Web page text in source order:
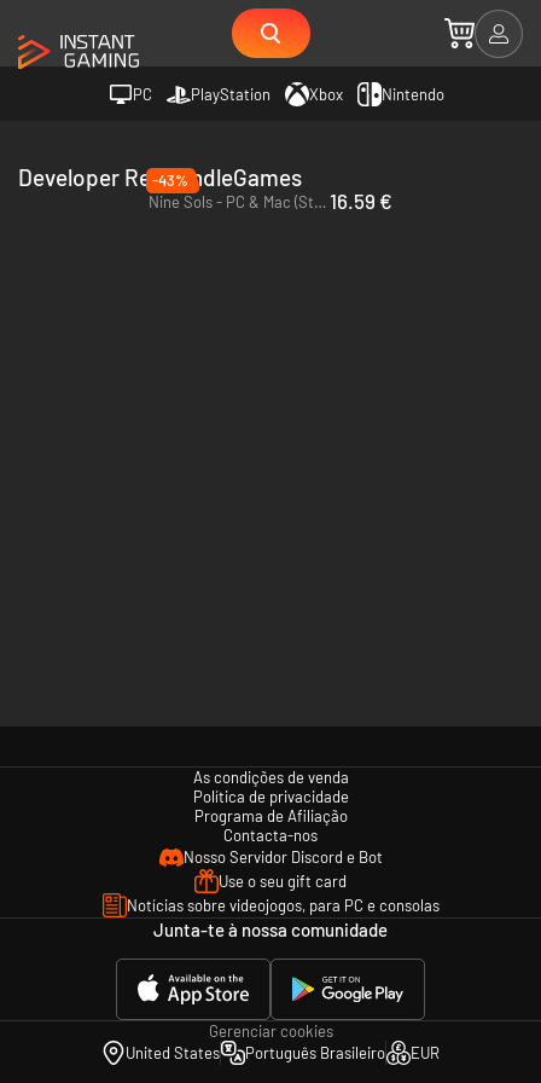
PC PlayStation Xbox Nintendo
Developer RedCandleGames
-43%
Nine Sols - PC & Mac (Steam) 16.59 €
As condições de venda
Política de privacidade
Programa de Afiliação
Contacta-nos
Nosso Servidor Discord e Bot
Use o seu gift card
Notícias sobre videojogos, para PC e consolas
Junta-te à nossa comunidade
Gerenciar cookies
United States
Português Brasileiro EUR